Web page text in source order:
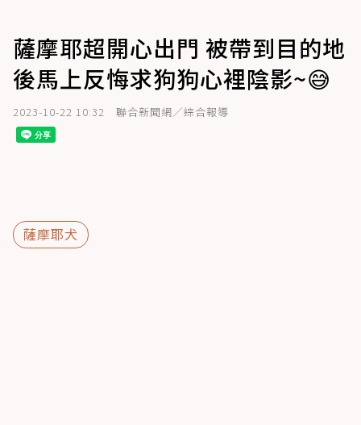
薩摩耶超開心出門 被帶到目的地
後馬上反悔求狗狗心裡陰影~😅
2023-10-22 10:32 聯合新聞網／綜合報導
薩摩耶犬